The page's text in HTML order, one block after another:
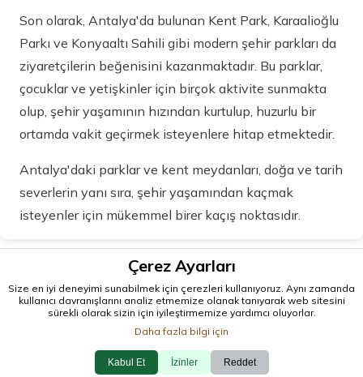
Son olarak, Antalya'da bulunan Kent Park, Karaalioğlu
Parkı ve Konyaaltı Sahili gibi modern şehir parkları da
ziyaretçilerin beğenisini kazanmaktadır. Bu parklar,
çocuklar ve yetişkinler için birçok aktivite sunmakta
olup, şehir yaşamının hızından kurtulup, huzurlu bir
ortamda vakit geçirmek isteyenlere hitap etmektedir.
Antalya'daki parklar ve kent meydanları, doğa ve tarih
severlerin yanı sıra, şehir yaşamından kaçmak
isteyenler için mükemmel birer kaçış noktasıdır.
Çerez Ayarları
Size en iyi deneyimi sunabilmek için çerezleri kullanıyoruz. Aynı zamanda
kullanıcı davranışlarını analiz etmemize olanak tanıyarak web sitesini
sürekli olarak sizin için iyileştirmemize yardımcı oluyorlar.
Daha fazla bilgi için
Kabul Et İzinler Reddet